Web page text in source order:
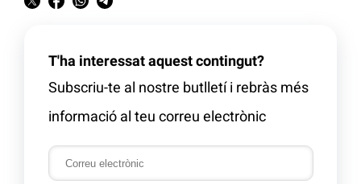
T'ha interessat aquest contingut?
Subscriu-te al nostre butlletí i rebràs més
informació al teu correu electrònic